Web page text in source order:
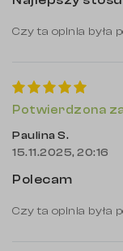
Czy ta opinia była
Potwierdzona
Paulina S.
15.11.2025, 20:16
Polecam
Czy ta opinia była